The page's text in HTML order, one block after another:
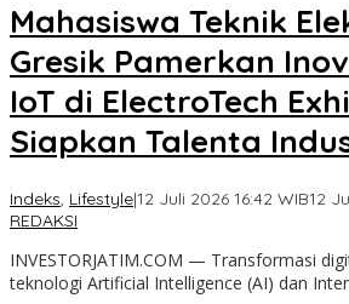
Mahasiswa Teknik
Gresik Pamerkan
IoT di ElectroTech
Siapkan Talenta
Indeks, Lifestyle|12 Juli 2026 16:42 WIB12
REDAKSI
INVESTORJATIM.COM — Transformasi
teknologi Artificial Intelligence (AI) dan